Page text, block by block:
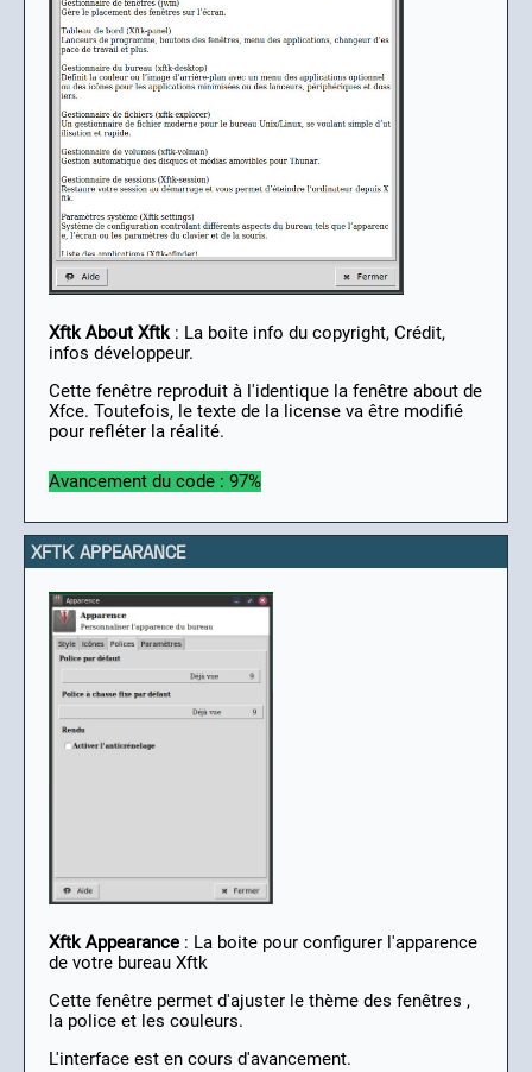
Xftk About Xftk: La boite info du copyright, Crédit,
infos développeur.
Cette fenêtre reproduit à l'identique la fenêtre about de
Xfce. Toutefois, le texte de la license va être modifié
pour refléter la réalité.
Avancement du code : 97%
XFTK APPEARANCE
Xftk Appearance : La boite pour configurer l'apparence
de votre bureau Xftk
Cette fenêtre permet d'ajuster le thème des fenêtres ,
la police et les couleurs.
L'interface est en cours d'avancement.